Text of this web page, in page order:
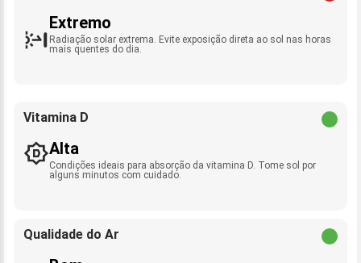
Extremo
Radiação solar extrema. Evite exposição direta ao sol nas horas
mais quentes do dia.
Vitamina D
Alta
Condições ideais para absorção da vitamina D. Tome sol por
alguns minutos com cuidado.
Qualidade do Ar